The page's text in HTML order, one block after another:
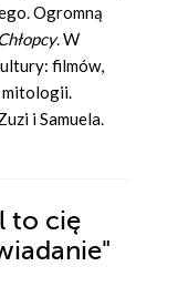
Ogromną
. W
filmów,
mitologii.
i Samuela.
to cię